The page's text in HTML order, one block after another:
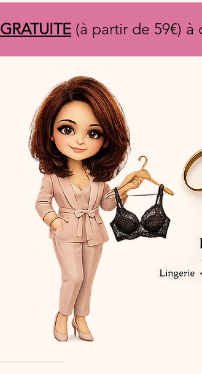
GRATUITE (à partir de 59€)